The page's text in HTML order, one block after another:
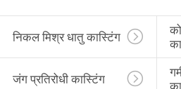
निकल मिश्र धातु कास्टिंग
जंग प्रतिरोधी कास्टिंग